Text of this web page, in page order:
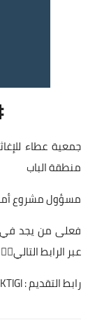
جمعية عطاء
منطقة الباب
مسؤول مشروع
فعلى من يجد في
عبر الرابط التالي👇🏻
رابط التقديم :